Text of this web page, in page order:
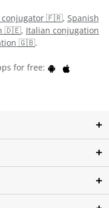
conjugator 🇫🇷, Spanish
🇩🇪, Italian conjugation
🇬🇧.
for free: